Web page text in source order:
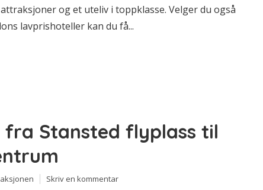
og et uteliv i toppklasse. Velger du også
lavprishoteller kan du få...
fra Stansted flyplass til
Skriv en kommentar